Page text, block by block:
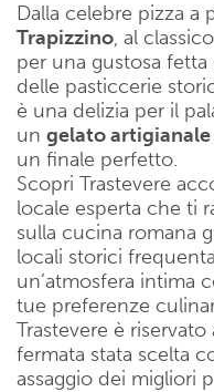
Dalla celebre pizza a
Trapizzino, al classico
per una gustosa
delle pasticcerie
è una delizia per il
un gelato artigianale
un finale perfetto.
Scopri Trastevere
locale esperta che ti
sulla cucina romana
locali storici
un’atmosfera intima
tue preferenze
Trastevere è
fermata stata scelta
assaggio dei migliori